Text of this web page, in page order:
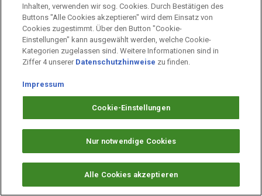
Unternehmen
Arbeiten bei PAYBACK
Fragen & Hilfe
Datenschutz
Cookie-Einstellungen
Inhalten, verwenden wir sog. Cookies. Durch Bestätigen des
Buttons "Alle Cookies akzeptieren" wird dem Einsatz von
Cookies zugestimmt. Über den Button "Cookie-
Einstellungen" kann ausgewählt werden, welche Cookie-
Kategorien zugelassen sind. Weitere Informationen sind in
Ziffer 4 unserer Datenschutzhinweise zu finden.
Impressum
Cookie-Einstellungen
Nur notwendige Cookies
Alle Cookies akzeptieren